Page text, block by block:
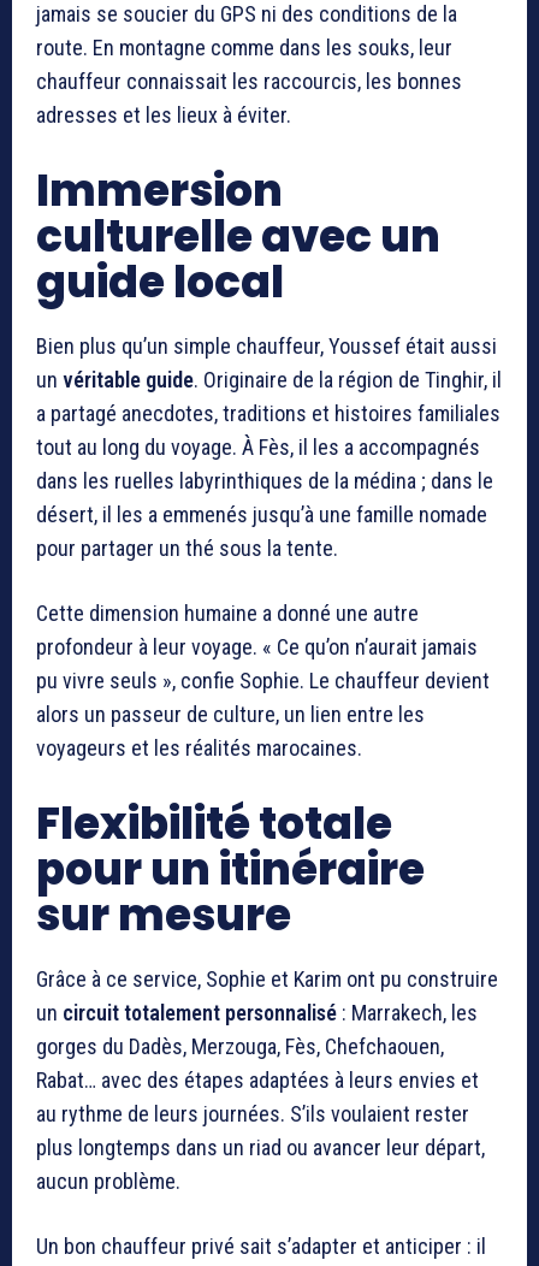
jamais se soucier du GPS ni des conditions de la
route. En montagne comme dans les souks, leur
chauffeur connaissait les raccourcis, les bonnes
adresses et les lieux à éviter.
Immersion
culturelle avec un
guide local
Bien plus qu’un simple chauffeur, Youssef était aussi
un véritable guide. Originaire de la région de Tinghir, il
a partagé anecdotes, traditions et histoires familiales
tout au long du voyage. À Fès, il les a accompagnés
dans les ruelles labyrinthiques de la médina ; dans le
désert, il les a emmenés jusqu’à une famille nomade
pour partager un thé sous la tente.
Cette dimension humaine a donné une autre
profondeur à leur voyage. « Ce qu’on n’aurait jamais
pu vivre seuls », confie Sophie. Le chauffeur devient
alors un passeur de culture, un lien entre les
voyageurs et les réalités marocaines.
Flexibilité totale
pour un itinéraire
sur mesure
Grâce à ce service, Sophie et Karim ont pu construire
un circuit totalement personnalisé : Marrakech, les
gorges du Dadès, Merzouga, Fès, Chefchaouen,
Rabat… avec des étapes adaptées à leurs envies et
au rythme de leurs journées. S’ils voulaient rester
plus longtemps dans un riad ou avancer leur départ,
aucun problème.
Un bon chauffeur privé sait s’adapter et anticiper : il